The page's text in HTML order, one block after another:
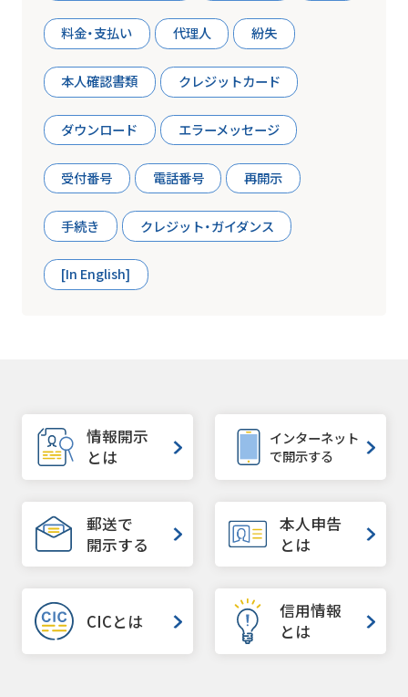
料金・支払い 代理人 紛失
本人確認書類 クレジットカード
ダウンロード エラーメッセージ
受付番号 電話番号 再開示
手続き クレジット・ガイダンス
[In English]
情報開示
とは
インターネット
で開示する
郵送で
開示する
本人申告
とは
CICとは
信用情報
とは